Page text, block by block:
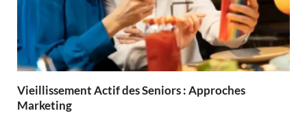
Vieillissement Actif des Seniors : Approches
Marketing